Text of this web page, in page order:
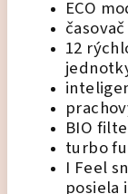
ECO
časovač
12
BIO
turbo
I Feel
posiela